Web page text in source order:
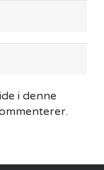
i denne